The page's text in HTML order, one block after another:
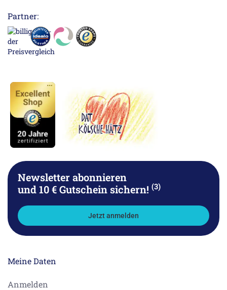
Partner:
Newsletter abonnieren
und 10 € Gutschein sichern! (3)
Jetzt anmelden
Meine Daten
Anmelden